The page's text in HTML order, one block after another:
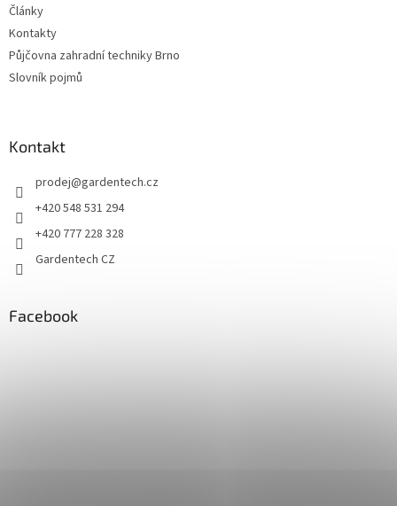
Články
Kontakty
Půjčovna zahradní techniky Brno
Slovník pojmů
Kontakt
prodej@gardentech.cz
+420 548 531 294
+420 777 228 328
Gardentech CZ
Facebook